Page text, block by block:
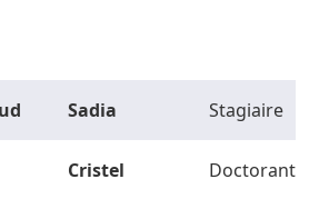
Sadia Stagiaire
Cristel Doctorant